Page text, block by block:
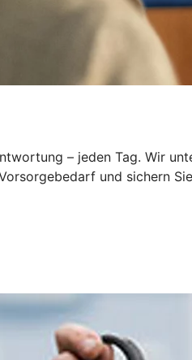
– jeden Tag. Wir
und sichern